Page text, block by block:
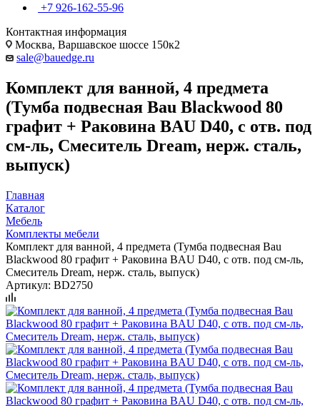
+7 926-162-55-96
Контактная информация
Москва, Варшавское шоссе 150к2
sale@bauedge.ru
Комплект для ванной, 4 предмета
(Тумба подвесная Bau Blackwood 80
графит + Раковина BAU D40, с отв. под
см-ль, Смеситель Dream, нерж. сталь,
выпуск)
Главная
Каталог
Мебель
Комплекты мебели
Комплект для ванной, 4 предмета (Тумба подвесная Bau
Blackwood 80 графит + Раковина BAU D40, с отв. под см-ль,
Смеситель Dream, нерж. сталь, выпуск)
Артикул: BD2750